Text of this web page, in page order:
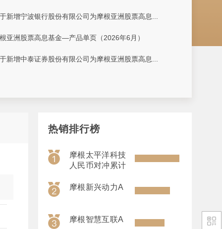
新增宁波银行股份有限公司为摩根亚洲股票高息...
亚洲股票高息基金—产品单页（2026年6月）
新增中泰证券股份有限公司为摩根亚洲股票高息...
热销排行榜
摩根太平洋科技
人民币对冲累计
摩根新兴动力A
摩根智慧互联A